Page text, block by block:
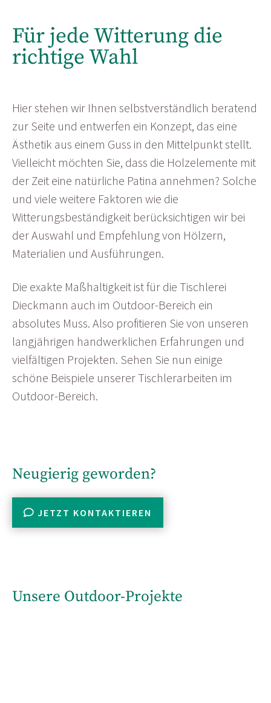
Für jede Witterung die
richtige Wahl
Hier stehen wir Ihnen selbstverständlich beratend
zur Seite und entwerfen ein Konzept, das eine
Ästhetik aus einem Guss in den Mittelpunkt stellt.
Vielleicht möchten Sie, dass die Holzelemente mit
der Zeit eine natürliche Patina annehmen? Solche
und viele weitere Faktoren wie die
Witterungsbeständigkeit berücksichtigen wir bei
der Auswahl und Empfehlung von Hölzern,
Materialien und Ausführungen.
Die exakte Maßhaltigkeit ist für die Tischlerei
Dieckmann auch im Outdoor-Bereich ein
absolutes Muss. Also profitieren Sie von unseren
langjährigen handwerklichen Erfahrungen und
vielfältigen Projekten. Sehen Sie nun einige
schöne Beispiele unserer Tischlerarbeiten im
Outdoor-Bereich.
Neugierig geworden?
 JETZT KONTAKTIEREN
Unsere Outdoor-Projekte